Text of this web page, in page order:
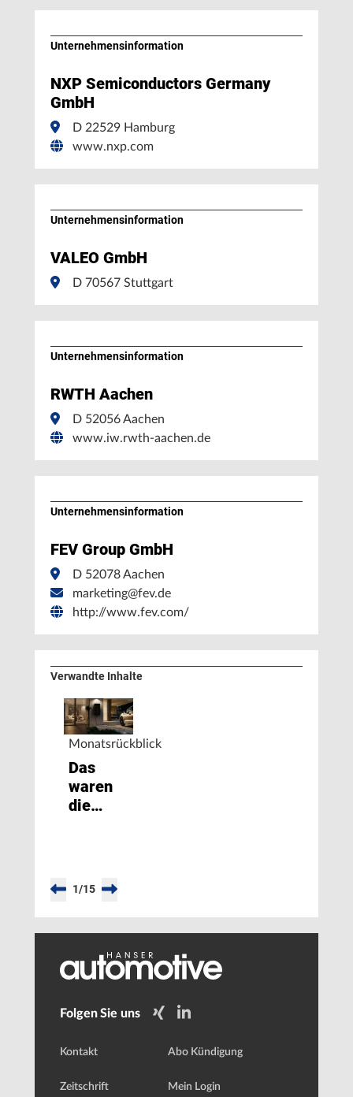
Unternehmens­information
NXP Semiconductors Germany
GmbH
D 22529 Hamburg
www.nxp.com
Unternehmens­information
VALEO GmbH
D 70567 Stuttgart
Unternehmens­information
RWTH Aachen
D 52056 Aachen
www.iw.rwth-aachen.de
Unternehmens­information
FEV Group GmbH
D 52078 Aachen
marketing@fev.de
http://www.fev.com/
Verwandte Inhalte
Monatsrückblick
Das
waren
die
vom
Oktober
1/15
Folgen Sie uns
Kontakt
Zeitschrift
Abo Kündigung
Mein Login